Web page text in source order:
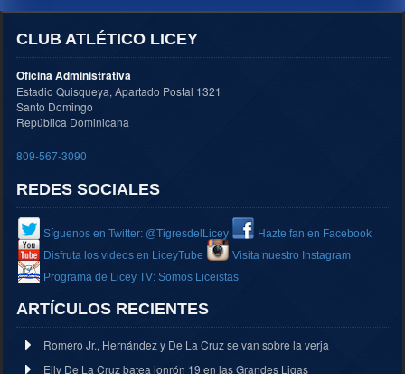
CLUB ATLÉTICO LICEY
Oficina Administrativa
Estadio Quisqueya, Apartado Postal 1321
Santo Domingo
República Dominicana
809-567-3090
REDES SOCIALES
Síguenos en Twitter: @TigresdelLicey
Hazte fan en Facebook
Disfruta los videos en LiceyTube
Visita nuestro Instagram
Programa de Licey TV: Somos Liceistas
ARTÍCULOS RECIENTES
Romero Jr., Hernández y De La Cruz se van sobre la verja
Elly De La Cruz batea jonrón 19 en las Grandes Ligas